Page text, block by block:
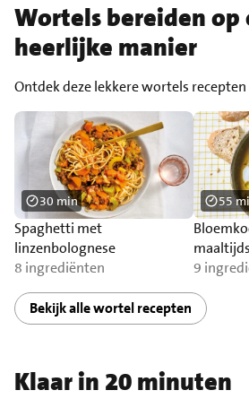
Wortels bereiden op
heerlijke manier
Ontdek deze lekkere wortels
Spaghetti met
linzenbolognese
8 ingrediënten
30 min
9
55
Bekijk alle wortel recepten
Klaar in 20 minuten